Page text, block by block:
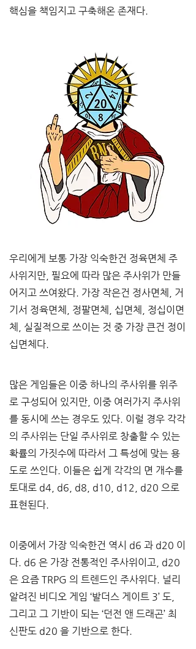
핵심을 책임지고 구축해온 존재다.
우리에게 보통 가장 익숙한건 정육면체 주
사위지만 필요에 따라 많은 주사위가 만들
어지고 쓰여왔다 가장 작은건 정사면체
거
기서 정육면체
정팔면체 십면체
정십이면
체
실질적으로 쓰이는 것 중 가장 큰건 정이
십면체다
많은 게임들은 이중 하나의 주사위를 위주
로 구성되어 있지만 이중 여러가지 주사위
를 동시에 쓰는 경우도 있다 이럴 경우 각각
의 주사위는 단일 주사위로 창출할 수 있는
확률의 가짓수에 따라서 그 특성에 맞는 용
도로 쓰인다 이들은 쉽게 각각의 면 개수를
토대로 d4, d6, d8, d10, d12, d20 으로
표현된다
이중에서 가장 익숙한건 역시 d6 과 d20 이
다 . d6 은 가장 전통적인 주사위이고
, d20
은 요즘 TRPG 의 트렌드인 주사위다 널리
알려진 비디오 게임 ‘발더스 게이트 3’ 도
그리고 그 기반이 되는 ‘던전 앤 드래곤’ 최
신판도 d20 을 기반으로 한다